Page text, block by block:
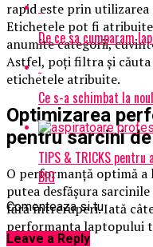
rapid este prin
Etichetele pot fi
anumite categorii,
Astfel, poți filtra și
etichetele atribuite.
Optimizarea
pentru sarcini
O performanță optimă
putea desfășura
fără întreruperi. Iată
performanța laptopului
De ce sa cumparam
Ce s-a schimbat la
TIPS & TRICKS pentru
BIG
Comenteaza si tu
Leave a Reply